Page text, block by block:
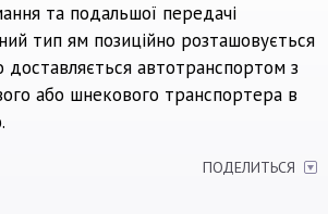
та подальшої передачі
тип ям позиційно розташовується
автотранспортом з
або шнекового транспортера в
ПОДЕЛИТЬСЯ